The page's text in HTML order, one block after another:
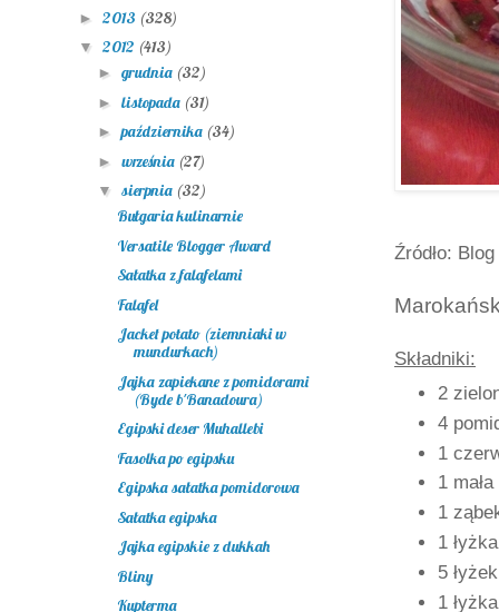
Źródło: Blog
Składniki:
2
4
1
1
1
1
5
1
► 2013 (328)
▼ 2012 (413)
► grudnia (32)
► listopada (31)
►października (34)
► września (27)
▼ sierpnia (32)
Bułgaria kulinarnie
Versatile Blogger Award
Sałatka z falafelami
Falafel
Jacket potato (ziemniaki w
mundurkach)
Jajka zapiekane z pomidorami
(Byde b'Banadoura)
Egipski deser Muhallebi
Fasolka po egipsku
Egipska sałatka pomidorowa
Sałatka egipska
Jajka egipskie z dukkah
Bliny
Kupterma